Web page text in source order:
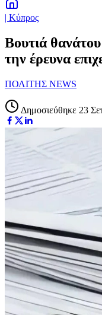
| Κύπρος
Βουτιά
την έρευνα
ΠΟΛΙΤΗΣ NEWS
Δημοσιεύθηκε 23